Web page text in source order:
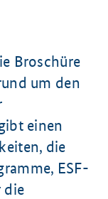
Broschüre
um den
einen
die
ESF-
die